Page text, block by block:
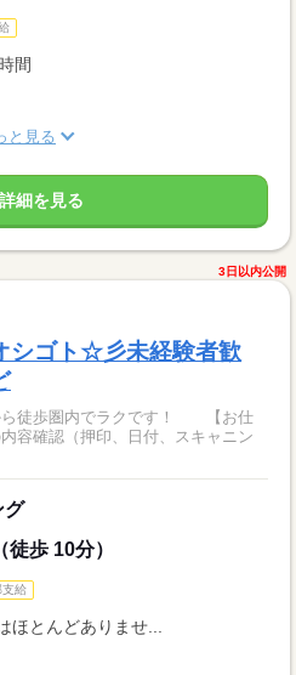
間
と見る
細を見る
3日以内公開
シゴト☆彡未経験者歓
ら徒歩圏内でラクです！ 【お仕
容確認（押印、日付、スキャニン
グ
歩 10分）
支給
とんどありませ...